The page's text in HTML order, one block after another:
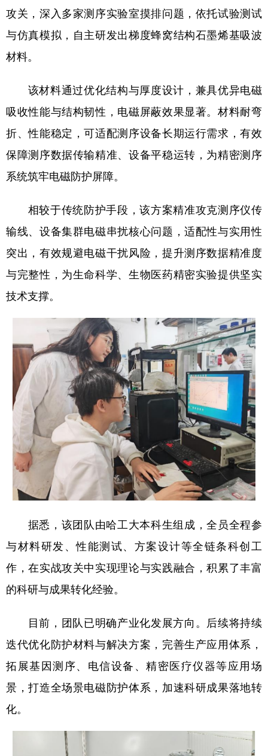
四川 贵州 云南 西藏
陕西 甘肃 青海 宁夏
多语种频道
English Español Français عربى
Русский язык 日本語 한국어
Deutsch Português
攻关，深入多家测序实验室摸排问题，依托试验测试
与仿真模拟，自主研发出梯度蜂窝结构石墨烯基吸波
材料。
该材料通过优化结构与厚度设计，兼具优异电磁
吸收性能与结构韧性，电磁屏蔽效果显著。材料耐弯
折、性能稳定，可适配测序设备长期运行需求，有效
保障测序数据传输精准、设备平稳运转，为精密测序
系统筑牢电磁防护屏障。
相较于传统防护手段，该方案精准攻克测序仪传
输线、设备集群电磁串扰核心问题，适配性与实用性
突出，有效规避电磁干扰风险，提升测序数据精准度
与完整性，为生命科学、生物医药精密实验提供坚实
技术支撑。
据悉，该团队由哈工大本科生组成，全员全程参
与材料研发、性能测试、方案设计等全链条科创工
作，在实战攻关中实现理论与实践融合，积累了丰富
的科研与成果转化经验。
目前，团队已明确产业化发展方向。后续将持续
迭代优化防护材料与解决方案，完善生产应用体系，
拓展基因测序、电信设备、精密医疗仪器等应用场
景，打造全场景电磁防护体系，加速科研成果落地转
化。